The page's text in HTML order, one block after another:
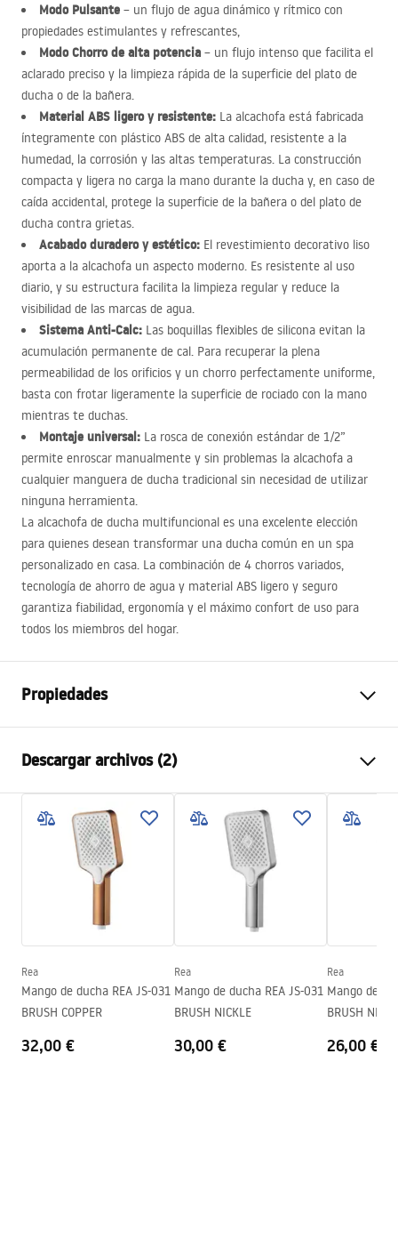
Modo Pulsante – un flujo de agua dinámico y rítmico con
propiedades estimulantes y refrescantes,
Modo Chorro de alta potencia – un flujo intenso que facilita el
aclarado preciso y la limpieza rápida de la superficie del plato de
ducha o de la bañera.
Material ABS ligero y resistente: La alcachofa está fabricada
íntegramente con plástico ABS de alta calidad, resistente a la
humedad, la corrosión y las altas temperaturas. La construcción
compacta y ligera no carga la mano durante la ducha y, en caso de
caída accidental, protege la superficie de la bañera o del plato de
ducha contra grietas.
Acabado duradero y estético: El revestimiento decorativo liso
aporta a la alcachofa un aspecto moderno. Es resistente al uso
diario, y su estructura facilita la limpieza regular y reduce la
visibilidad de las marcas de agua.
Sistema Anti-Calc: Las boquillas flexibles de silicona evitan la
acumulación permanente de cal. Para recuperar la plena
permeabilidad de los orificios y un chorro perfectamente uniforme,
basta con frotar ligeramente la superficie de rociado con la mano
mientras te duchas.
Montaje universal: La rosca de conexión estándar de 1/2”
permite enroscar manualmente y sin problemas la alcachofa a
cualquier manguera de ducha tradicional sin necesidad de utilizar
ninguna herramienta.
La alcachofa de ducha multifuncional es una excelente elección
para quienes desean transformar una ducha común en un spa
personalizado en casa. La combinación de 4 chorros variados,
tecnología de ahorro de agua y material ABS ligero y seguro
garantiza fiabilidad, ergonomía y el máximo confort de uso para
todos los miembros del hogar.
Propiedades
Material
Método de instalación
Atornillado
Anchura
125mm
255mm
Descargar archivos (2)
Pielęgnacja
Pielęgnacja.pdf
Warranty_Terms_and_Conditions_Accessories_-_24.pdf
Rea
Mango de ducha REA JS-031
BRUSH COPPER
32,00 €
Rea
Mango de ducha REA JS-031
BRUSH NICKLE
30,00 €
Rea
Mango de ducha
BRUSH
26,00 €